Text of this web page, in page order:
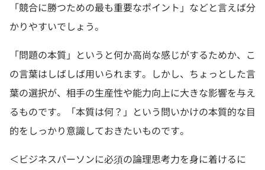
「競合に勝つための最も重要なポイント」などと言えば分
かりやすいでしょう。
「問題の本質」というと何か高尚な感じがするためか、こ
の言葉はしばしば用いられます。しかし、ちょっとした言
葉の選択が、相手の生産性や能力向上に大きな影響を与え
るものです。「本質は何？」という問いかけの本質的な目
的をしっかり意識しておきたいものです。
＜ビジネスパーソンに必須の論理思考力を身に着けるに